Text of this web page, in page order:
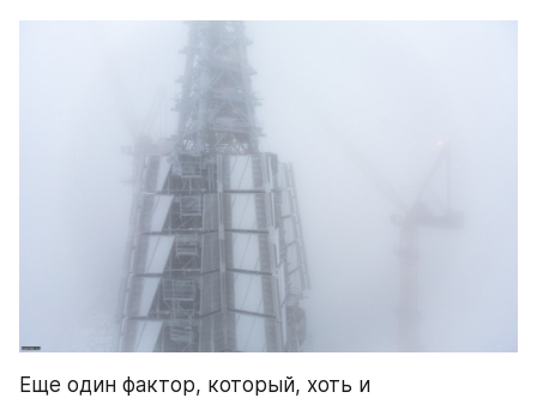
Еще один фактор, который, хоть и